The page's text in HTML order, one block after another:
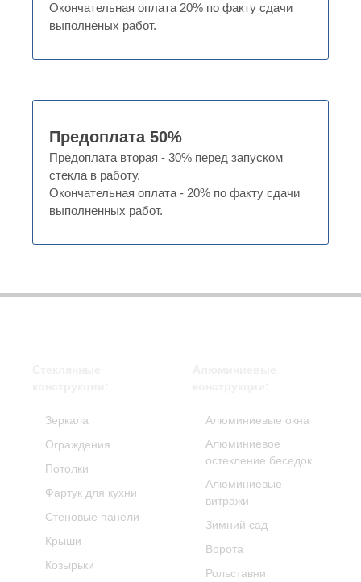
Окончательная оплата 20% по факту сдачи
выполненых работ.
Предоплата 50%
Предоплата вторая - 30% перед запуском
стекла в работу.
Окончательная оплата - 20% по факту сдачи
выполненных работ.
Зеркала
Ограждения
Потолки
Фартук для кухни
Стеновые панели
Крыши
Козырьки
Алюминиевые окна
Алюминиевое
остекление беседок
Алюминиевые
витражи
Зимний сад
Ворота
Рольставни